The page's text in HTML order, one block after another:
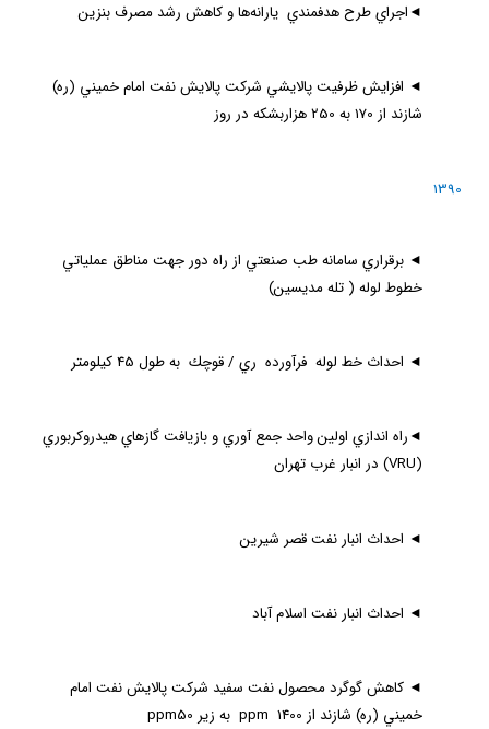
◄اجراي طرح هدفمندي يارانه‌ها و كاهش رشد مصرف بنزين
◄ افزايش ظرفيت پالايشي شركت پالايش نفت امام خميني (ره)
شازند از 170 به 250 هزاربشكه در روز
1390
◄ برقراري سامانه طب صنعتي از راه دور جهت مناطق عملياتي
خطوط لوله ( تله مديسين)
◄ احداث خط لوله فرآورده‌ ري / قوچك به طول 45 كيلومتر
◄راه اندازي اولين واحد جمع آوري و بازيافت گازهاي هيدروكربوري
(
VRU)‌ در انبار غرب تهران
◄ احداث انبار نفت قصر شيرين
◄ احداث انبار نفت اسلام آباد
◄ كاهش گوگرد محصول نفت سفيد شركت پالايش نفت امام
خميني (ره) شازند از
ppm 1400 به زير ppm50